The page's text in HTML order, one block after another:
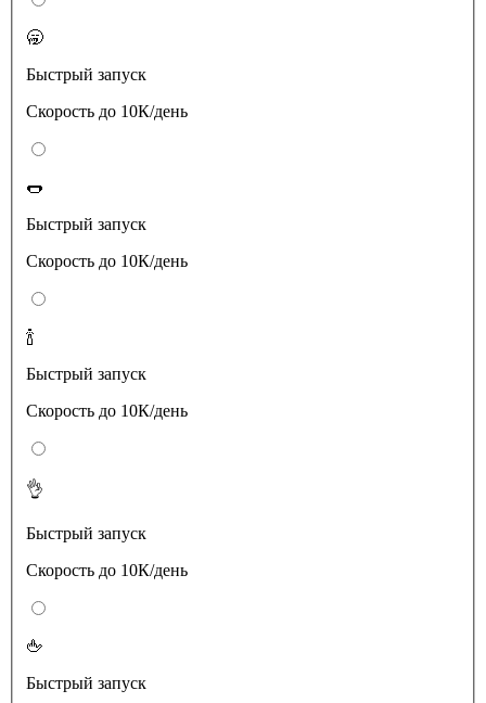
🥱
Быстрый запуск
Скорость до 10К/день
🌭
Быстрый запуск
Скорость до 10К/день
🍾
Быстрый запуск
Скорость до 10К/день
👌
Быстрый запуск
Скорость до 10К/день
🖕
Быстрый запуск